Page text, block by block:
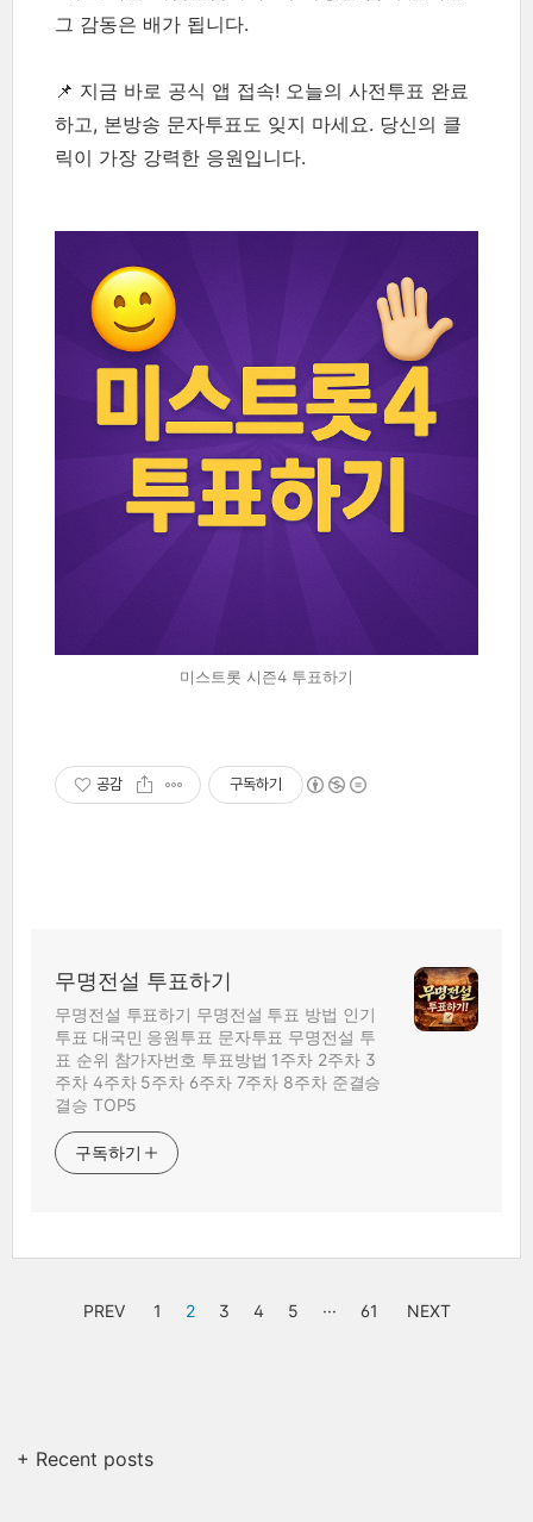
그 감동은 배가 됩니다.
📌 지금 바로 공식 앱 접속! 오늘의 사전투표 완료
하고, 본방송 문자투표도 잊지 마세요. 당신의 클
릭이 가장 강력한 응원입니다.
미스트롯 시즌4 투표하기
공감 구독하기
무명전설 투표하기
무명전설 투표하기 무명전설 투표 방법 인기
투표 대국민 응원투표 문자투표 무명전설 투
표 순위 참가자번호 투표방법 1주차 2주차 3
주차 4주차 5주차 6주차 7주차 8주차 준결승
결승 TOP5
구독하기
PREV 1 2 3 4 5 ··· 61 NEXT
+ Recent posts